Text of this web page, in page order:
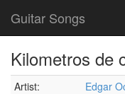
Guitar Songs
Kilometros de
Artist: Edgar